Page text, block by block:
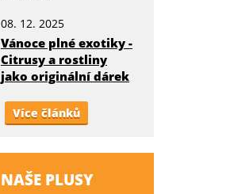
08. 12. 2025
Vánoce plné exotiky -
Citrusy a rostliny
jako originální dárek
Více článků
NAŠE PLUSY